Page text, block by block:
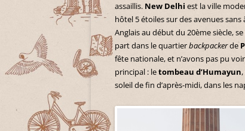
assaillis. New Delhi est la ville
hôtel 5 étoiles sur des avenues
Anglais au début du 20ème siècle,
part dans le quartierbackpackerde
fête nationale, et n’avons pas pu
principal : letombeau d’Humayun
soleil de fin d’après-midi, dans les